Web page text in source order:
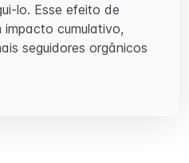
lo. Esse efeito de
impacto cumulativo,
seguidores orgânicos